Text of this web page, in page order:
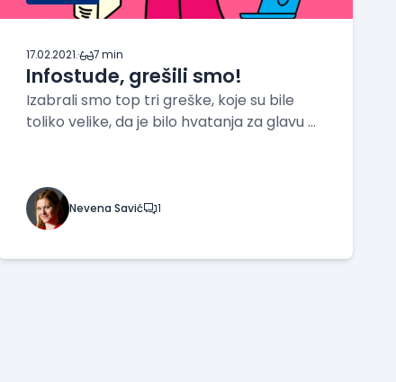
17.02.2021.· 7 min
Infostude, grešili smo!
Izabrali smo top tri greške, koje su bile
toliko velike, da je bilo hvatanja za glavu u
Nevena Savić 1